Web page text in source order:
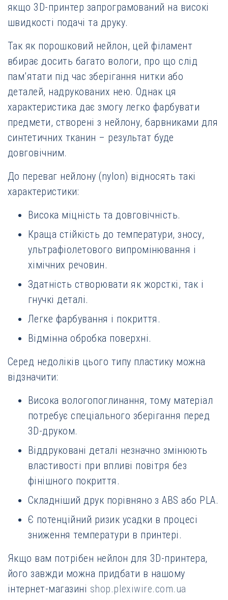
якщо 3D-принтер запрограмований на високі
швидкості подачі та друку.
Так як порошковий нейлон, цей філамент
вбирає досить багато вологи, про що слід
пам’ятати під час зберігання нитки або
деталей, надрукованих нею. Однак ця
характеристика дає змогу легко фарбувати
предмети, створені з нейлону, барвниками для
синтетичних тканин – результат буде
довговічним.
До переваг нейлону (nylon) відносять такі
характеристики:
Висока міцність та довговічність.
Краща стійкість до температури, зносу,
ультрафіолетового випромінювання і
хімічних речовин.
Здатність створювати як жорсткі, так і
гнучкі деталі.
Легке фарбування і покриття.
Відмінна обробка поверхні.
Серед недоліків цього типу пластику можна
відзначити:
Висока вологопоглинання, тому матеріал
потребує спеціального зберігання перед
3D-друком.
Віддруковані деталі незначно змінюють
властивості при впливі повітря без
фінішного покриття.
Складніший друк порівняно з ABS або PLA.
Є потенційний ризик усадки в процесі
зниження температури в принтері.
Якщо вам потрібен нейлон для 3D-принтера,
його завжди можна придбати в нашому
інтернет-магазині shop.plexiwire.com.ua